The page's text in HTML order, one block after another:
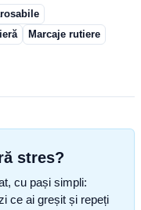
Marcaje rutiere
stres?
cu pași simpli:
ce ai greșit și repeți